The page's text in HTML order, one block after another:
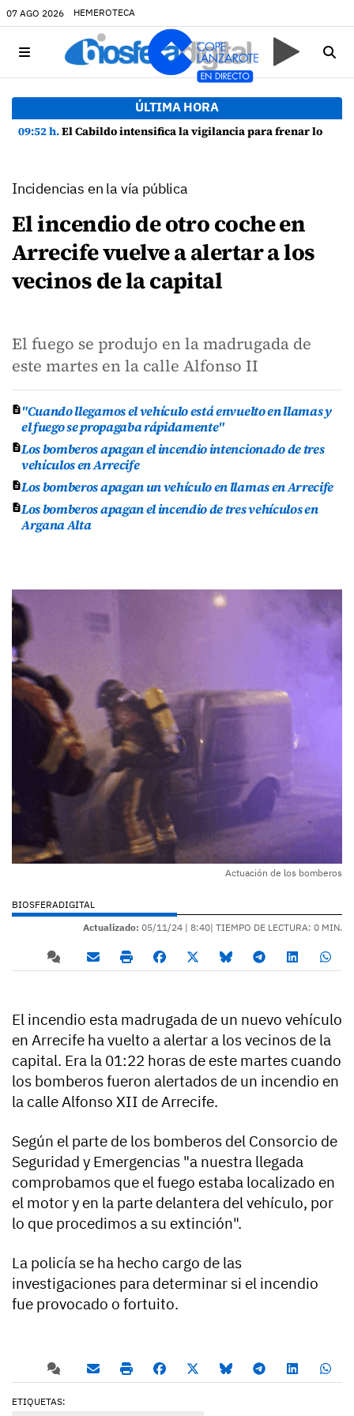
07 AGO 2026 HEMEROTECA
ÚLTIMA HORA
09:52 h.El Cabildo intensifica la vigilancia para frenar los cebos envenenados y las prácticas ilegales de caza
Incidencias en la vía pública
El incendio de otro coche en
Arrecife vuelve a alertar a los
vecinos de la capital
El fuego se produjo en la madrugada de
este martes en la calle Alfonso II
"Cuando llegamos el vehículo está envuelto en llamas y
el fuego se propagaba rápidamente"
Los bomberos apagan el incendio intencionado de tres
vehículos en Arrecife
Los bomberos apagan un vehículo en llamas en Arrecife
Los bomberos apagan el incendio de tres vehículos en
Argana Alta
Actuación de los bomberos
BIOSFERADIGITAL
Actualizado: 05/11/24 | 8:40| TIEMPO DE LECTURA: 0 MIN.
El incendio esta madrugada de un nuevo vehículo
en Arrecife ha vuelto a alertar a los vecinos de la
capital. Era la 01:22 horas de este martes cuando
los bomberos fueron alertados de un incendio en
la calle Alfonso XII de Arrecife.
Según el parte de los bomberos del Consorcio de
Seguridad y Emergencias "a nuestra llegada
comprobamos que el fuego estaba localizado en
el motor y en la parte delantera del vehículo, por
lo que procedimos a su extinción".
La policía se ha hecho cargo de las
investigaciones para determinar si el incendio
fue provocado o fortuito.
ETIQUETAS: